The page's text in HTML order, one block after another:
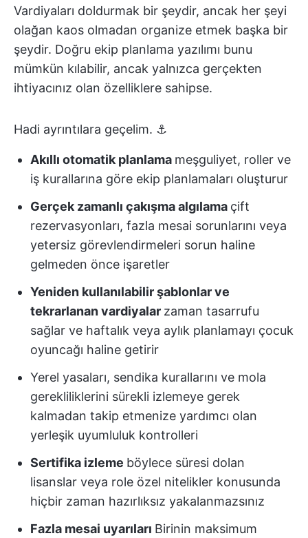
Vardiyaları doldurmak bir şeydir, ancak her şeyi
olağan kaos olmadan organize etmek başka bir
şeydir. Doğru ekip planlama yazılımı bunu
mümkün kılabilir, ancak yalnızca gerçekten
ihtiyacınız olan özelliklere sahipse.
Hadi ayrıntılara geçelim. ⚓
Akıllı otomatik planlama meşguliyet, roller ve
iş kurallarına göre ekip planlamaları oluşturur
Gerçek zamanlı çakışma algılama çift
rezervasyonları, fazla mesai sorunlarını veya
yetersiz görevlendirmeleri sorun haline
gelmeden önce işaretler
Yeniden kullanılabilir şablonlar ve
tekrarlanan vardiyalar zaman tasarrufu
sağlar ve haftalık veya aylık planlamayı çocuk
oyuncağı haline getirir
Yerel yasaları, sendika kurallarını ve mola
gerekliliklerini sürekli izlemeye gerek
kalmadan takip etmenize yardımcı olan
yerleşik uyumluluk kontrolleri
Sertifika izleme böylece süresi dolan
lisanslar veya role özel nitelikler konusunda
hiçbir zaman hazırlıksız yakalanmazsınız
Fazla mesai uyarıları Birinin maksimum